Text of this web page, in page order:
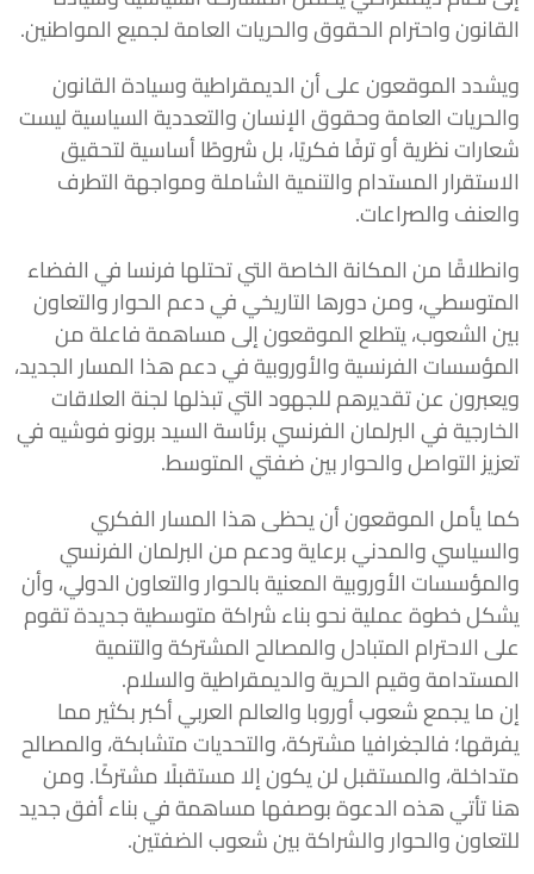
القانون واحترام الحقوق والحريات العامة لجميع المواطنين.
ويشدد الموقعون على أن الديمقراطية وسيادة القانون
والحريات العامة وحقوق الإنسان والتعددية السياسية ليست
شعارات نظرية أو ترفًا فكريًا، بل شروطًا أساسية لتحقيق
الاستقرار المستدام والتنمية الشاملة ومواجهة التطرف
والعنف والصراعات.
وانطلاقًا من المكانة الخاصة التي تحتلها فرنسا في الفضاء
المتوسطي، ومن دورها التاريخي في دعم الحوار والتعاون
بين الشعوب، يتطلع الموقعون إلى مساهمة فاعلة من
المؤسسات الفرنسية والأوروبية في دعم هذا المسار الجديد،
ويعبرون عن تقديرهم للجهود التي تبذلها لجنة العلاقات
الخارجية في البرلمان الفرنسي برئاسة السيد برونو فوشيه في
تعزيز التواصل والحوار بين ضفتي المتوسط.
كما يأمل الموقعون أن يحظى هذا المسار الفكري
والسياسي والمدني برعاية ودعم من البرلمان الفرنسي
والمؤسسات الأوروبية المعنية بالحوار والتعاون الدولي، وأن
يشكل خطوة عملية نحو بناء شراكة متوسطية جديدة تقوم
على الاحترام المتبادل والمصالح المشتركة والتنمية
المستدامة وقيم الحرية والديمقراطية والسلام.
إن ما يجمع شعوب أوروبا والعالم العربي أكبر بكثير مما
يفرقها؛ فالجغرافيا مشتركة، والتحديات متشابكة، والمصالح
متداخلة، والمستقبل لن يكون إلا مستقبلًا مشتركًا. ومن
هنا تأتي هذه الدعوة بوصفها مساهمة في بناء أفق جديد
للتعاون والحوار والشراكة بين شعوب الضفتين.